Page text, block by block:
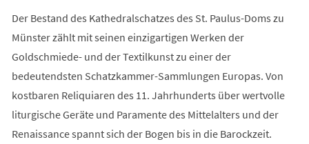
Der Bestand des Kathedralschatzes des St. Paulus-Doms zu
Münster zählt mit seinen einzigartigen Werken der
Goldschmiede- und der Textilkunst zu einer der
bedeutendsten Schatzkammer-Sammlungen Europas. Von
kostbaren Reliquiaren des 11. Jahrhunderts über wertvolle
liturgische Geräte und Paramente des Mittelalters und der
Renaissance spannt sich der Bogen bis in die Barockzeit.